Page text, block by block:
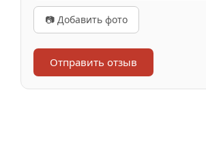
📷 Добавить фото
Отправить отзыв